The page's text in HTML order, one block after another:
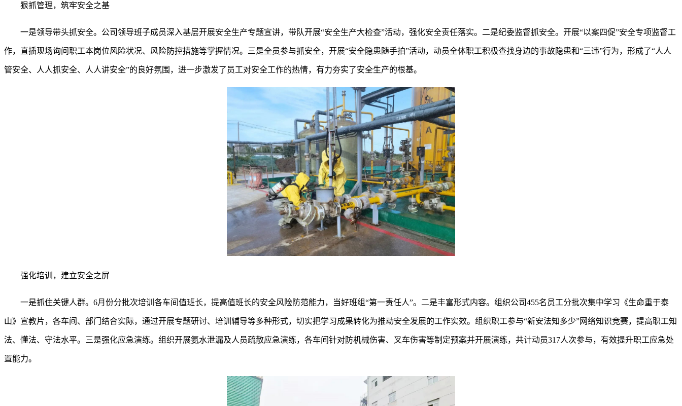
狠抓管理，筑牢安全之基
一是领导带头抓安全。公司领导班子成员深入基层开展安全生产专题宣讲，带队开展“安全生产大检查”活动，强化安全责任落实。二是纪委监督抓安全。开展“以案四促”安全专项监督工
作，直插现场询问职工本岗位风险状况、风险防控措施等掌握情况。三是全员参与抓安全，开展“安全隐患随手拍”活动，动员全体职工积极查找身边的事故隐患和“三违”行为，形成了“人人
管安全、人人抓安全、人人讲安全”的良好氛围，进一步激发了员工对安全工作的热情，有力夯实了安全生产的根基。
强化培训，建立安全之屏
一是抓住关键人群。 6月份分批次培训各车间值班长，提高值班长的安全风险防范能力，当好班组“第一责任人”。二是丰富形式内容。组织公司455名员工分批次集中学习《生命重于泰
山》宣教片，各车间、部门结合实际，通过开展专题研讨、培训辅导等多种形式，切实把学习成果转化为推动安全发展的工作实效。组织职工参与“新安法知多少”网络知识竞赛，提高职工知
法、懂法、守法水平。三是强化应急演练。组织开展氨水泄漏及人员疏散应急演练，各车间针对防机械伤害、叉车伤害等制定预案并开展演练，共计动员317人次参与，有效提升职工应急处
置能力。